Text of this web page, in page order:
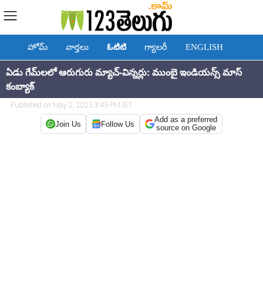
హోమ్ వార్తలు ఓటిటి గ్యాలరీ ENGLISH
ఏడు గేమ్‌లలో ఆరుగురు మ్యాచ్-విన్నర్లు: ముంబై ఇండియన్స్ మాస్
కంబ్యాక్
Published on May 2, 2025 3:45 PM IST
Join Us Follow Us
Add as a preferred
source on Google